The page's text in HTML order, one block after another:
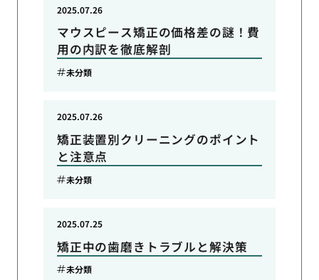
マウスピース矯正の価格差の謎！費
用の内訳を徹底解剖
2025.07.26
未分類
矯正装置別クリーニングのポイント
と注意点
2025.07.26
未分類
矯正中の歯磨きトラブルと解決策
2025.07.25
未分類